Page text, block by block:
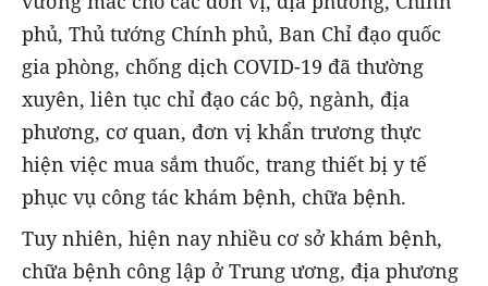
phủ, Thủ tướng Chính phủ, Ban Chỉ đạo quốc
gia phòng, chống dịch COVID-19 đã thường
xuyên, liên tục chỉ đạo các bộ, ngành, địa
phương, cơ quan, đơn vị khẩn trương thực
hiện việc mua sắm thuốc, trang thiết bị y tế
phục vụ công tác khám bệnh, chữa bệnh.
Tuy nhiên, hiện nay nhiều cơ sở khám bệnh,
chữa bệnh công lập ở Trung ương, địa phương